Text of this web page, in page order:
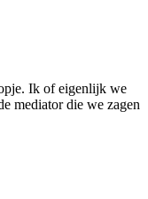
Ik of eigenlijk we
mediator die we zagen